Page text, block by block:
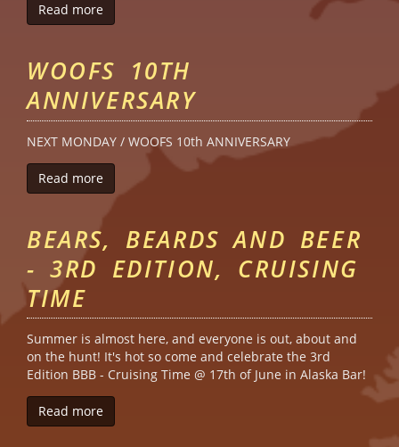
Read more
WOOFS 10TH
ANNIVERSARY
NEXT MONDAY / WOOFS 10th ANNIVERSARY
Read more about WOOFS 10th ANNIVERSARY
BEARS, BEARDS AND BEER
- 3RD EDITION, CRUISING
TIME
Summer is almost here, and everyone is out, about and
on the hunt! It's hot so come and celebrate the 3rd
Edition BBB - Cruising Time @ 17th of June in Alaska Bar!
Read more